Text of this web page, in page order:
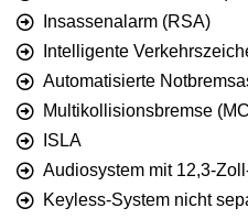
Insassenalarm (RSA)
Intelligente
Automatisierte
Multikollisionsbremse
ISLA
Audiosystem mit 12,3-
Keyless-System nicht